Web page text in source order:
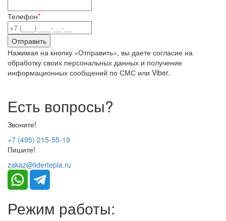
Телефон*
Нажимая на кнопку «Отправить», вы даете согласие на
обработку своих персональных данных и получение
информационных сообщений по СМС или Viber.
Есть вопросы?
Звоните!
+7 (495) 215-55-19
Пишите!
zakaz@lidertepla.ru
Режим работы: